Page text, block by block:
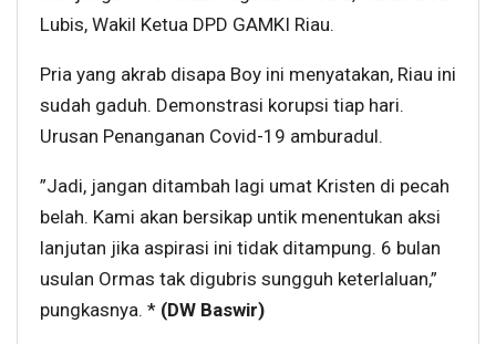
Lubis, Wakil Ketua DPD GAMKI Riau.
Pria yang akrab disapa Boy ini menyatakan, Riau ini
sudah gaduh. Demonstrasi korupsi tiap hari.
Urusan Penanganan Covid-19 amburadul.
”Jadi, jangan ditambah lagi umat Kristen di pecah
belah. Kami akan bersikap untik menentukan aksi
lanjutan jika aspirasi ini tidak ditampung. 6 bulan
usulan Ormas tak digubris sungguh keterlaluan,”
pungkasnya. * (DW Baswir)